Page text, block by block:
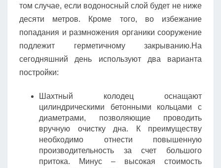
том случае, если водоносный слой будет не ниже
десяти метров. Кроме того, во избежание
попадания и размножения органики сооружение
подлежит герметичному закрыванию.На
сегодняшний день используют два варианта
постройки:
Шахтный колодец оснащают
цилиндрическими бетонными кольцами с
диаметрами, позволяющие проводить
вручную очистку дна. К преимуществу
необходимо отнести повышенную
производительность за счет большого
притока. Минус – высокая стоимость